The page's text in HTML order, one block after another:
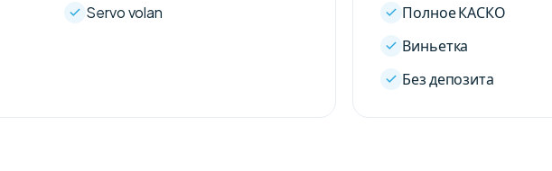
Servo volan Полное КАСКО
Виньетка
Без депозита